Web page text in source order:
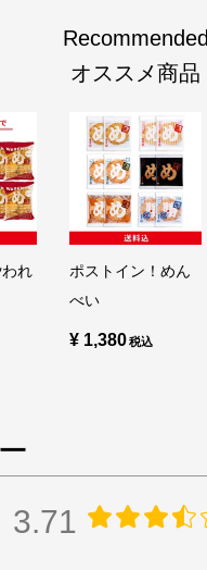
Recommended
オススメ商品
われ
ポストイン！めん
べい
¥ 1,380
3.71